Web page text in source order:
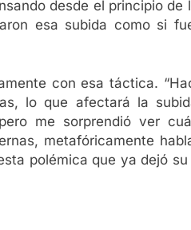
desde el principio de
esa subida como si
con esa táctica.
lo que afectará la
me sorprendió ver
metafóricamente
polémica que ya dejó